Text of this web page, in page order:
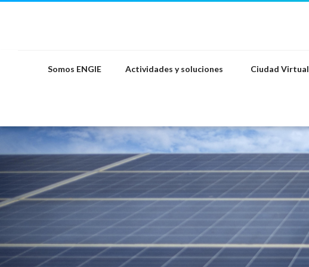
Somos ENGIE Actividades y soluciones Ciudad Virtual